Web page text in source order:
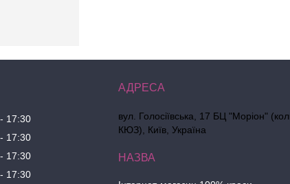
17:30
17:30
17:30
17:30
вул. Голосіївська, 17 БЦ "Моріон"
КЮЗ), Київ, Україна